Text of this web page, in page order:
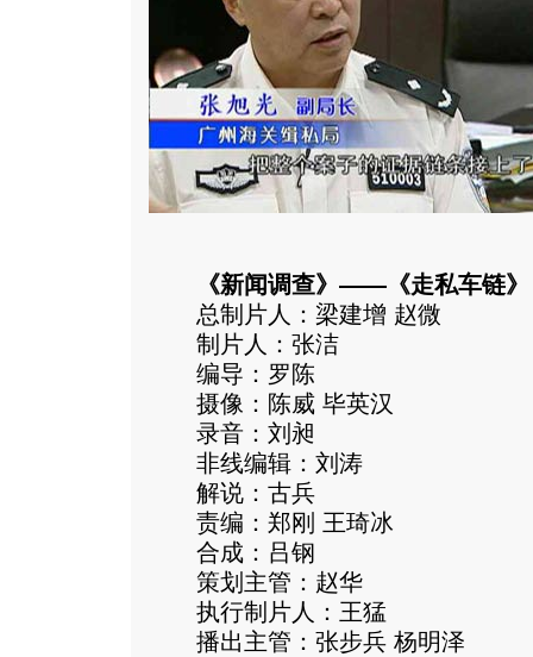
《新闻调查》——《走私车链》
总制片人：梁建增 赵微
制片人：张洁
编导：罗陈
摄像：陈威 毕英汉
录音：刘昶
非线编辑：刘涛
解说：古兵
责编：郑刚 王琦冰
合成：吕钢
策划主管：赵华
执行制片人：王猛
播出主管：张步兵 杨明泽